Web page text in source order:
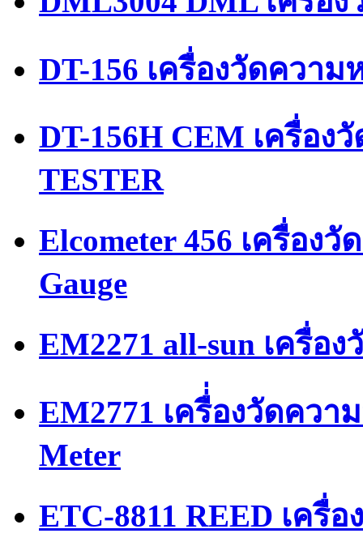
DT-156 เครื่องวัดควา
DT-156H CEM เครื่อ
TESTER
Elcometer 456 เครื่อง
Gauge
EM2271 all-sun เครื่อ
EM2771 เครื่่องวัดควา
Meter
ETC-8811 REED เครื่